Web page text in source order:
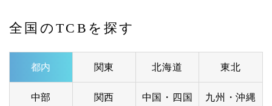
全国のTCBを探す
都内 関東 北海道 東北
中部 関西 中国・四国 九州・沖縄